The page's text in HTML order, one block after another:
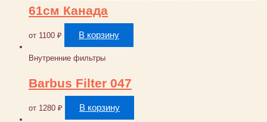
61см Канада
от 1100 ₽ В корзину
Внутренние фильтры
Barbus Filter 047
от 1280 ₽ В корзину